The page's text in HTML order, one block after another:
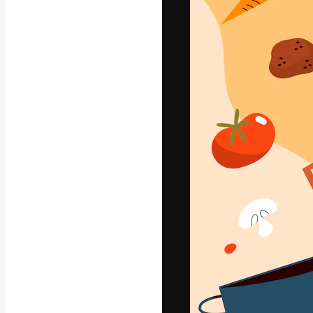
La plataforma
entre
estudios.
Español